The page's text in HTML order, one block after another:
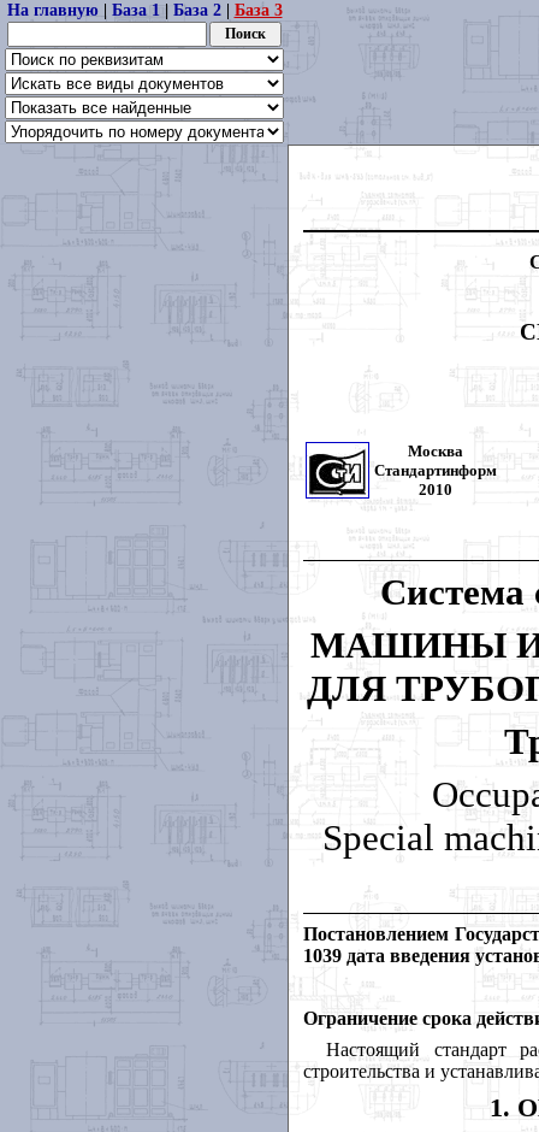
На главную| База 1| База 2| База 3
Москва
Стандартинформ
2010
Система
МАШИНЫ
ДЛЯ
Special
Постановлением
1039 дата введения
Ограничение срока
Настоящий стандарт
строительства и
1.